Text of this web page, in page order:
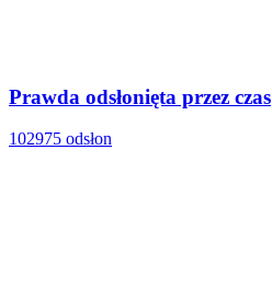
Prawda odsłonięta przez czas
102975 odsłon